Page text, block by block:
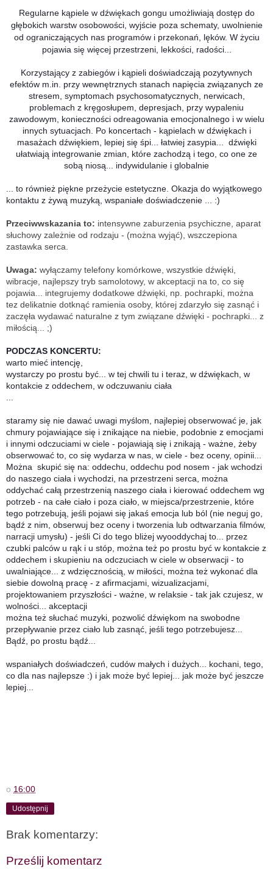
Regularne kąpiele w dźwiękach gongu umożliwiają dostęp do
głębokich warstw osobowości, wyjście poza schematy, uwolnienie
od ograniczających nas programów i przekonań, lęków. W życiu
pojawia się więcej przestrzeni, lekkości, radości...
Korzystający z zabiegów i kąpieli doświadczają pozytywnych
efektów m.in. przy wewnętrznych stanach napięcia związanych ze
stresem, symptomach psychosomatycznych, nerwicach,
problemach z kręgosłupem, depresjach, przy wypaleniu
zawodowym, konieczności odreagowania emocjonalnego i w wielu
innych sytuacjach. Po koncertach - kąpielach w dźwiękach i
masażach dźwiękiem, lepiej się śpi... łatwiej zasypia...
dźwięki
ułatwiają integrowanie zmian, które zachodzą i tego, co one ze
sobą niosą... indywidulanie i globalnie
... to również piękne przeżycie estetyczne. Okazja do wyjątkowego
kontaktu z żywą muzyką, wspaniałe doświadczenie ... :)
Przeciwwskazania to: intensywne zaburzenia psychiczne, aparat
słuchowy zależnie od rodzaju - (można wyjąć), wszczepiona
zastawka serca.
Uwaga: wyłączamy telefony komórkowe, wszystkie dźwięki,
wibracje, najlepszy tryb samolotowy, w akceptacji na to, co się
pojawia... integrujemy dodatkowe dźwięki, np. pochrapki, można
tez delikatnie dotknąć ramienia osoby, której zdarzyło się zasnąć i
zaczęła wydawać naturalne z tym związane dźwięki - pochrapki... z
miłością... ;)
PODCZAS KONCERTU:
warto mieć intencję,
wystarczy po prostu być... w tej chwili tu i teraz, w dźwiękach, w
kontakcie z oddechem, w odczuwaniu ciała
staramy się nie dawać uwagi myślom, najlepiej obserwować je, jak
chmury pojawiające się i znikające na niebie, podobnie z emocjami
i innymi odczuciami w ciele - pojawiają się i znikają - ważne, żeby
obserwować to, co się wydarza w nas, w ciele - bez oceny, opinii...
Można skupić się na: oddechu, oddechu pod nosem - jak wchodzi
do naszego ciała i wychodzi, na przestrzeni serca, można
oddychać całą przestrzenią naszego ciała i kierować oddechem wg
potrzeb - na całe ciało i poza ciało, w miejsca/przestrzenie, które
tego potrzebują, jeśli pojawi się jakaś emocja lub ból (nie neguj go,
bądź z nim, obserwuj bez oceny i tworzenia lub odtwarzania filmów,
narracji umysłu) - jeśli Ci do tego bliżej wyooddychaj to... przez
czubki palców u rąk i u stóp, można też po prostu być w kontakcie z
oddechem i skupieniu na odczuciach w ciele w obserwacji - to
uwalniające... z wdzięcznością, w miłości, można też wykonać dla
siebie dowolną pracę - z afirmacjami, wizualizacjami,
projektowaniem przyszłości - ważne, w relaksie - tak jak czujesz, w
wolności... akceptacji
można też słuchać muzyki, pozwolić dźwiękom na swobodne
przepływanie przez ciało lub zasnąć, jeśli tego potrzebujesz...
Bądź, po prostu bądź...
wspaniałych doświadczeń, cudów małych i dużych... kochani, tego,
co dla nas najlepsze :) i jak może być lepiej... jak może być jeszcze
lepiej...
o 16:00
Udostępnij
Brak komentarzy:
Prześlij komentarz